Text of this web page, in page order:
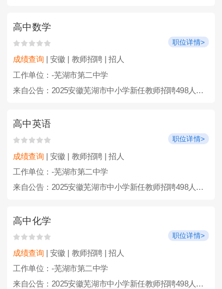
高中数学
职位详情>
成绩查询 | 安徽 | 教师招聘 | 招人
工作单位：-芜湖市第二中学
来自公告：2025安徽芜湖市中小学新任教师招聘498人公告
高中英语
职位详情>
成绩查询 | 安徽 | 教师招聘 | 招人
工作单位：-芜湖市第二中学
来自公告：2025安徽芜湖市中小学新任教师招聘498人公告
高中化学
职位详情>
成绩查询 | 安徽 | 教师招聘 | 招人
工作单位：-芜湖市第二中学
来自公告：2025安徽芜湖市中小学新任教师招聘498人公告